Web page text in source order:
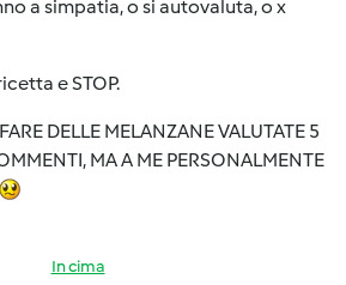
a simpatia, o si autovaluta, o x
e STOP.
DELLE MELANZANE VALUTATE 5
MA A ME PERSONALMENTE
In cima